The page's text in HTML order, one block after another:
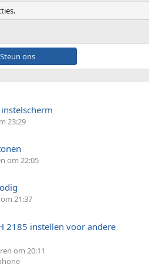
ons
23:29
om 22:05
21:37
2185 instellen voor andere
om 20:11